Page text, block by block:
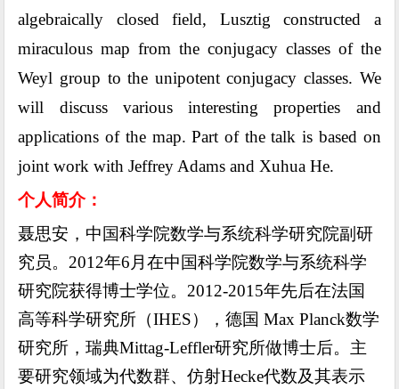
algebraically closed field, Lusztig constructed a
miraculous map from the conjugacy classes of the
Weyl group to the unipotent conjugacy classes. We
will discuss various interesting properties and
applications of the map. Part of the talk is based on
joint work with Jeffrey Adams and Xuhua He.
个人简介：
聂思安，中国科学院数学与系统科学研究院副研
究员。 2012年6 月在中国科学院数学与系统科学
研究院获得博士学位。 2012-2015年先后在法国
高等科学研究所（IHES），德国 Max Planck数学
研究所，瑞典Mittag-Leffler研究所做博士后。主
要研究领域为代数群、仿射Hecke代数及其表示